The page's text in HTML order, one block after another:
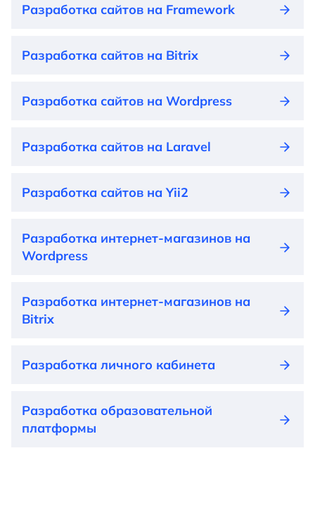
Разработка сайтов на Framework
Разработка сайтов на Bitrix
Разработка сайтов на Wordpress
Разработка сайтов на Laravel
Разработка сайтов на Yii2
Разработка интернет-магазинов на
Wordpress
Разработка интернет-магазинов на
Bitrix
Разработка личного кабинета
Разработка образовательной
платформы